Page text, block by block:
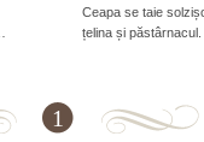
Ceapa se taie
țelina și
1